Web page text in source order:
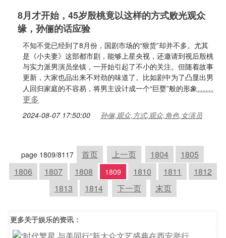
8月才开始，45岁殷桃竟以这样的方式败光观众
缘，孙俪的话应验
不知不觉已经到了8月份，国剧市场的“狠货”却并不多。尤其
是《小夫妻》这部都市剧，能够上星央视，还邀请到视后殷桃
与实力派男演员坐镇，一开始引起了不小的关注。但随着故事
更新，大家也品出来不对劲的味道了。比如剧中为了凸显出男
人回归家庭的不容易，将男主设计成一个“巨婴”般的形象……
更多
2024-08-07 17:50:00 孙俪,观众,方式,观众,角色,女演员
page 1809/8117 首页 上一页 1804
1805
1806
1807 1808 1809 1810 1811
1812
1813
1814 下一页 末页
更多关于娱乐的资讯：